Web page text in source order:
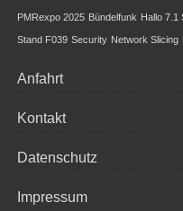
PMRexpo 2025 Bündelfunk Hallo 7.1
Stand F039 Security Network Slicing
Anfahrt
Kontakt
Datenschutz
Impressum